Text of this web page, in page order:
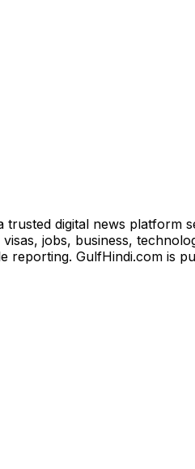
digital news platform
jobs, business,
GulfHindi.com is